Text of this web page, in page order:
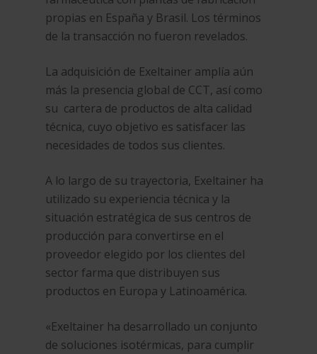
propias en España y Brasil. Los términos
de la transacción no fueron revelados.
La adquisición de Exeltainer amplía aún
más la presencia global de CCT, así como
su cartera de productos de alta calidad
técnica, cuyo objetivo es satisfacer las
necesidades de todos sus clientes.
A lo largo de su trayectoria, Exeltainer ha
utilizado su experiencia técnica y la
situación estratégica de sus centros de
producción para convertirse en el
proveedor elegido por los clientes del
sector farma que distribuyen sus
productos en Europa y Latinoamérica.
«Exeltainer ha desarrollado un conjunto
de soluciones isotérmicas, para cumplir